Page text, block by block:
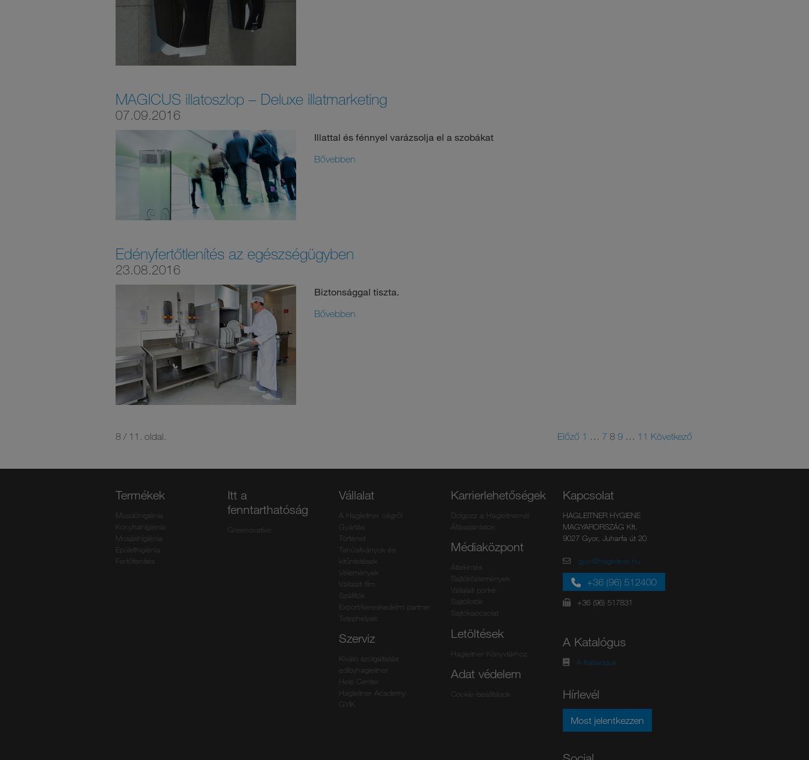
MAGICUS illatoszlop – Deluxe illatmarketing
07.09.2016
Illattal és fénnyel varázsolja el a szobákat
Bővebben
Edényfertőtlenítés az egészségügyben
23.08.2016
Biztonsággal tiszta.
Bővebben
8 / 11. oldal. Előző 1 … 7 8 9 … 11 Következő
Termékek
Mosdóhigiénia
Konyhahigiénia
Mosáshigiénia
Épülethigiénia
Fertőtlenítés
Itt a
fenntarthatóság
Greenovative
Vállalat
A Hagleitner cégről
Gyártás
Történet
Tanúsítványok és
kitűntetések
Vélemények
Vállalati film
Szállítók
Export/kereskedelmi partner
Telephelyek
Szerviz
Kiváló szolgáltatás
edibyhagleitner
Help Center
Hagleitner Academy
GYIK
Karrierlehetőségek
Dolgozz a Hagleitnernél
Állásajánlatok
Médiaközpont
Áttekintés
Sajtóközlemények
Vállalati portré
Sajtófotók
Sajtókapcsolat
Letöltések
Hagleitner Könyvtárhoz
Adat védelem
Cookie-beállítások
Kapcsolat
HAGLEITNER HYGIENE
MAGYARORSZÁG Kft.
9027 Gyor, Juharfa út 20
gyor@hagleitner.hu
+36 (96) 512400
+36 (96) 517831
A Katalógus
A Katalógus
Hírlevél
Most jelentkezzen